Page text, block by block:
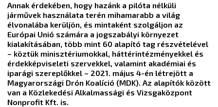
Annak érdekében, hogy hazánk a pilóta nélküli
járművek használata terén mihamarabb a világ
élvonalába kerüljön, és mintaként szolgáljon az
Európai Unió számára a jogszabályi környezet
kialakításában, több mint 60 alapító tag részvételével
– köztük minisztériumokkal, háttérintézményekkel és
érdekképviseleti szervekkel, valamint akadémiai és
iparági szereplőkkel – 2021. május 4-én létrejött a
Magyarországi Drón Koalíció (MDK). Az alapítók között
van a Közlekedési Alkalmassági és Vizsgaközpont
Nonprofit Kft. is.